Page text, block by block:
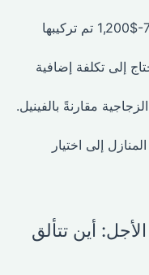
نافذة، ستحتاج إلى تكلفة إضافية
للألياف الزجاجية مقارنةً بالفينيل.
إلى اختيار
أين تتألق